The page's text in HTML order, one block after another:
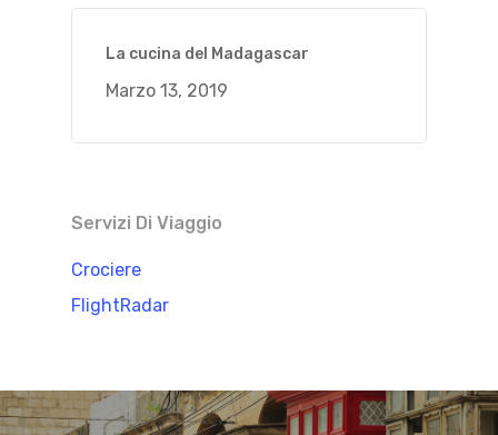
La cucina del Madagascar
Marzo 13, 2019
Servizi Di Viaggio
Crociere
FlightRadar